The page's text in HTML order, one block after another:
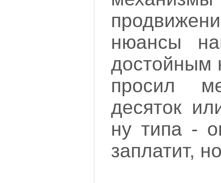
нюансы
достойным
просил
десяток
ну типа -
заплатит,